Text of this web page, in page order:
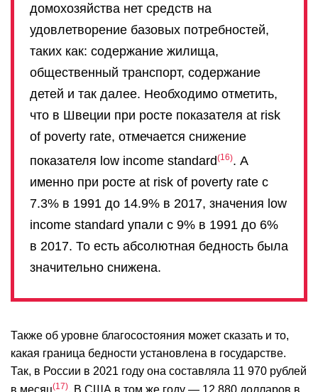
домохозяйства нет средств на
удовлетворение базовых потребностей,
таких как: содержание жилища,
общественный транспорт, содержание
детей и так далее. Необходимо отметить,
что в Швеции при росте показателя at risk
of poverty rate, отмечается снижение
показателя low income standard 16 . А
именно при росте at risk of poverty rate с
7.3% в 1991 до 14.9% в 2017, значения low
income standard упали с 9% в 1991 до 6%
в 2017. То есть абсолютная бедность была
значительно снижена.
Также об уровне благосостояния может сказать и то,
какая граница бедности установлена в государстве.
Так, в России в 2021 году она составляла 11 970 рублей
в месяц 17 . В США в том же году — 12 880 долларов в